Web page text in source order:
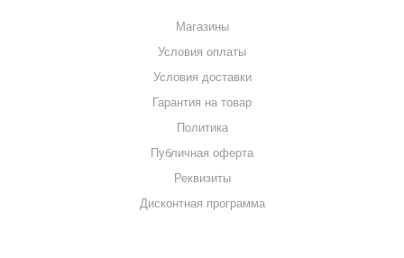
Магазины
Условия оплаты
Условия доставки
Гарантия на товар
Политика
Публичная оферта
Реквизиты
Дисконтная программа